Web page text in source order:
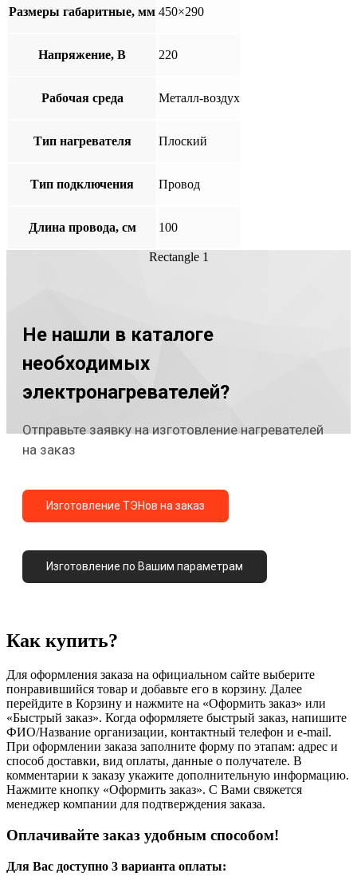
Размеры габаритные, мм 450×290
Напряжение, В 220
Рабочая среда Металл-воздух
Тип нагревателя Плоский
Тип подключения Провод
Длина провода, см 100
Rectangle 1
Не нашли в каталоге
необходимых
электронагревателей?
Отправьте заявку на изготовление нагревателей
на заказ
Изготовление ТЭНов на заказ
Изготовление по Вашим параметрам
Как купить?
Для оформления заказа на официальном сайте выберите
понравившийся товар и добавьте его в корзину. Далее
перейдите в Корзину и нажмите на «Оформить заказ» или
«Быстрый заказ». Когда оформляете быстрый заказ, напишите
ФИО/Название организации, контактный телефон и e-mail.
При оформлении заказа заполните форму по этапам: адрес и
способ доставки, вид оплаты, данные о получателе. В
комментарии к заказу укажите дополнительную информацию.
Нажмите кнопку «Оформить заказ». С Вами свяжется
менеджер компании для подтверждения заказа.
Оплачивайте заказ удобным способом!
Для Вас доступно 3 варианта оплаты: